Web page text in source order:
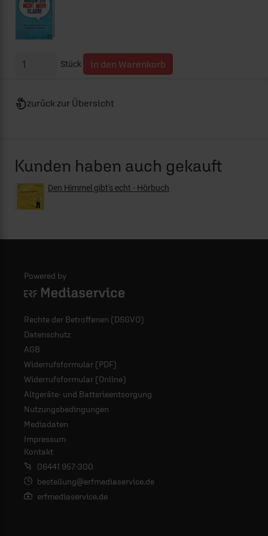
Stück
zurück zur Übersicht
Kunden haben auch gekauft
Den Himmel gibt's echt - Hörbuch
Powered by
Logo - ERF Mediaservice
Rechte der Betroffenen (DSGVO)
Datenschutz
AGB
Widerrufsformular (PDF)
Widerrufsformular (Online)
Altgeräte- und Batterieentsorgung
Nutzungsbedingungen
Mediadaten
Impressum
Kontakt
06441 957-300
bestellung@erfmediaservice.de
erfmediaservice.de